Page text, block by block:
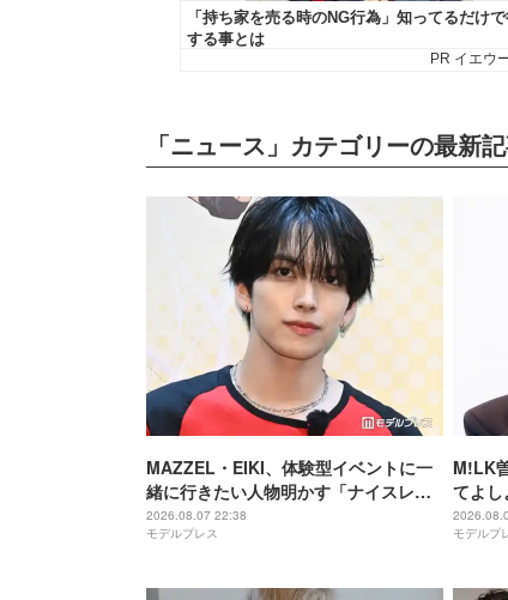
「ニュース」カテゴリーの最新
MAZZEL・EIKI、体験型イベントに一
緒に行きたい人物明かす「ナイスレシ
ーブするまで終わらない」
2026.08.07 22:38
モデルプレス
M!LK
てよし
ッツ
モデルプ